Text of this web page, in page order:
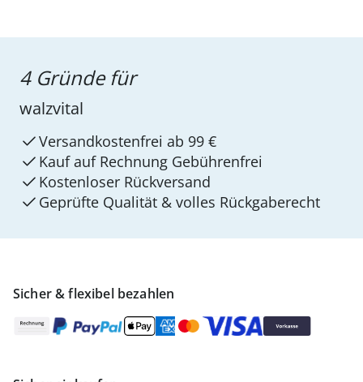
Sicher & flexibel bezahlen
4 Gründe für
walzvital
Versandkostenfrei ab 99 €
Kauf auf Rechnung Gebührenfrei
Kostenloser Rückversand
Geprüfte Qualität & volles Rückgaberecht